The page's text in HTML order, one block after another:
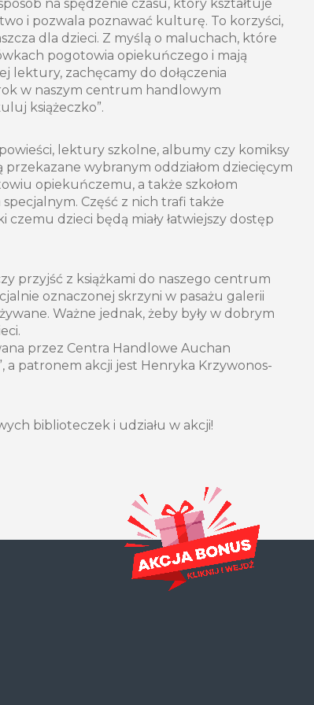
na spędzenie czasu, który kształtuje
i pozwala poznawać kulturę. To korzyści,
dla dzieci. Z myślą o maluchach, które
pogotowia opiekuńczego i mają
lektury, zachęcamy do dołączenia
w naszym centrum handlowym
książeczko”.
lektury szkolne, albumy czy komiksy
przekazane wybranym oddziałom dziecięcym
opiekuńczemu, a także szkołom
Część z nich trafi także
dzieci będą miały łatwiejszy dostęp
przyjść z książkami do naszego centrum
oznaczonej skrzyni w pasażu galerii
Ważne jednak, żeby były w dobrym
przez Centra Handlowe Auchan
a patronem akcji jest Henryka Krzywonos-
biblioteczek i udziału w akcji!